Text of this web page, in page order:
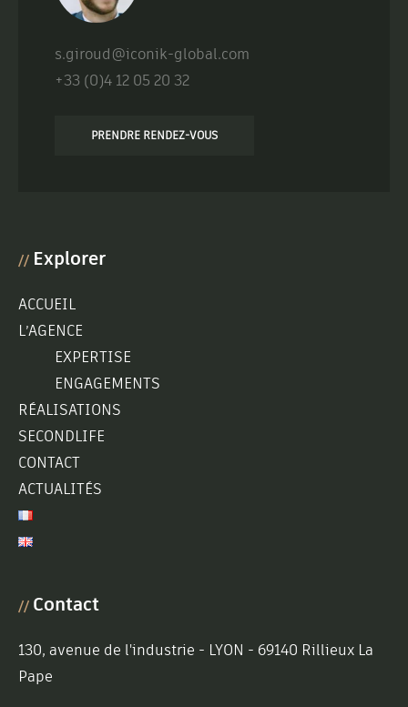
s.giroud@iconik-global.com
+33 (0)4 12 05 20 32
PRENDRE RENDEZ-VOUS
// Explorer
ACCUEIL
L’AGENCE
EXPERTISE
ENGAGEMENTS
RÉALISATIONS
SECONDLIFE
CONTACT
ACTUALITÉS
// Contact
130, avenue de l'industrie - LYON - 69140 Rillieux La
Pape